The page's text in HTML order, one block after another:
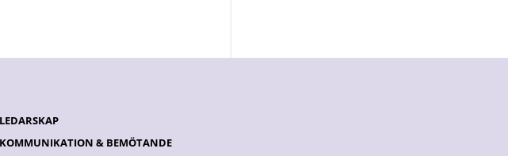
LEDARSKAP
KOMMUNIKATION & BEMÖTANDE